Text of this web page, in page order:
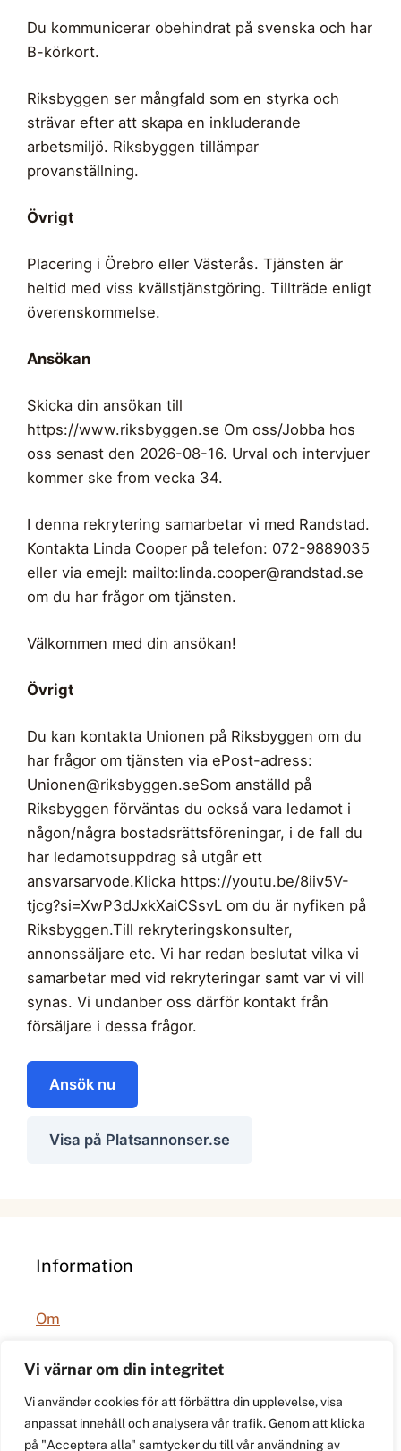
Vi värnar om din integritet
Vi använder cookies för att förbättra din upplevelse, visa
anpassat innehåll och analysera vår trafik. Genom att klicka
på "Acceptera alla" samtycker du till vår användning av
Du kommunicerar obehindrat på svenska och har
B-körkort.
Riksbyggen ser mångfald som en styrka och
strävar efter att skapa en inkluderande
arbetsmiljö. Riksbyggen tillämpar
provanställning.
Övrigt
Placering i Örebro eller Västerås. Tjänsten är
heltid med viss kvällstjänstgöring. Tillträde enligt
överenskommelse.
Ansökan
Skicka din ansökan till
https://www.riksbyggen.se Om oss/Jobba hos
oss senast den 2026-08-16. Urval och intervjuer
kommer ske from vecka 34.
I denna rekrytering samarbetar vi med Randstad.
Kontakta Linda Cooper på telefon: 072-9889035
eller via emejl: mailto:linda.cooper@randstad.se
om du har frågor om tjänsten.
Välkommen med din ansökan!
Övrigt
Du kan kontakta Unionen på Riksbyggen om du
har frågor om tjänsten via ePost-adress:
Unionen@riksbyggen.seSom anställd på
Riksbyggen förväntas du också vara ledamot i
någon/några bostadsrättsföreningar, i de fall du
har ledamotsuppdrag så utgår ett
ansvarsarvode.Klicka https://youtu.be/8iiv5V-
tjcg?si=XwP3dJxkXaiCSsvL om du är nyfiken på
Riksbyggen.Till rekryteringskonsulter,
annonssäljare etc. Vi har redan beslutat vilka vi
samarbetar med vid rekryteringar samt var vi vill
synas. Vi undanber oss därför kontakt från
försäljare i dessa frågor.
Ansök nu
Visa på Platsannonser.se
Information
Om